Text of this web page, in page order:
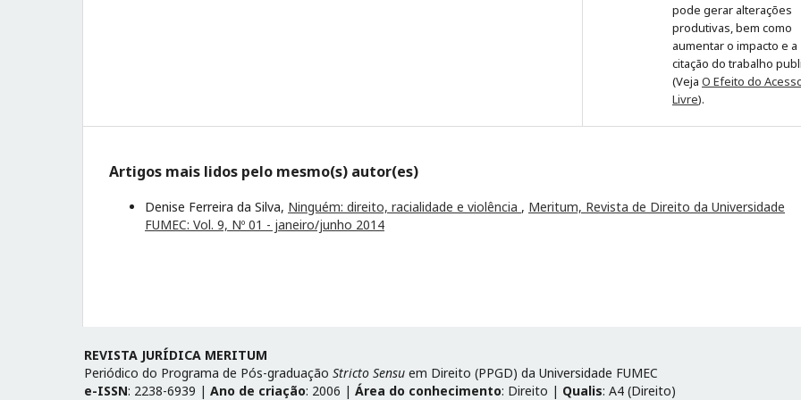
pode gerar alterações
produtivas, bem como
aumentar o impacto e a
citação do trabalho
(Veja O Efeito do
Livre).
Artigos mais lidos pelo mesmo(s) autor(es)
Denise Ferreira da Silva, Ninguém: direito, racialidade e violência , Meritum, Revista de Direito da Universidade
FUMEC: Vol. 9, Nº 01 - janeiro/junho 2014
REVISTA JURÍDICA MERITUM
Periódico do Programa de Pós-graduação Stricto Sensu em Direito (PPGD) da Universidade FUMEC
e-ISSN: 2238-6939 | Ano de criação: 2006 | Área do conhecimento: Direito | Qualis: A4 (Direito)